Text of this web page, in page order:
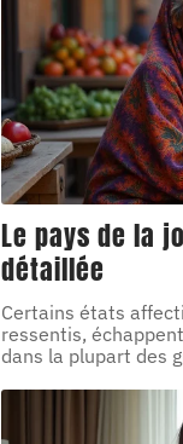
Le pays de la
détaillée
Certains états
ressentis,
dans la plupart des